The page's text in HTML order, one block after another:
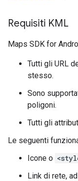
Requisiti KML
Maps SDK for
Tutti gli URL
stesso.
Sono
poligoni.
Tutti gli
Le seguenti
Icone o
Link di rete,